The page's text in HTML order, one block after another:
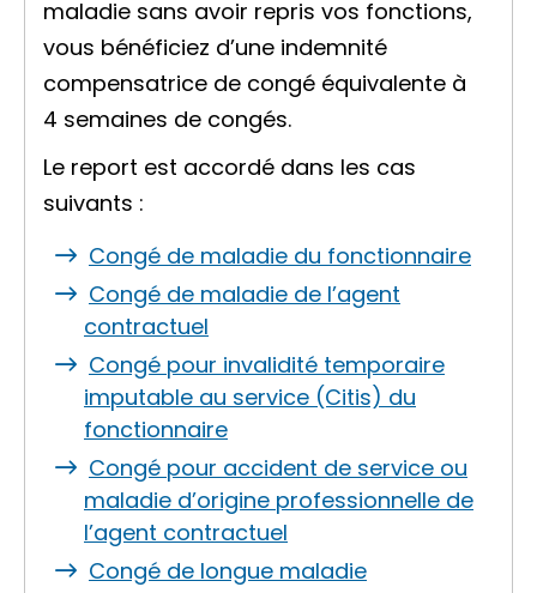
maladie sans avoir repris vos fonctions,
vous bénéficiez d’une indemnité
compensatrice de congé équivalente à
4 semaines de congés.
Le report est accordé dans les cas
suivants :
Congé de maladie du fonctionnaire
Congé de maladie de l’agent
contractuel
Congé pour invalidité temporaire
imputable au service (Citis) du
fonctionnaire
Congé pour accident de service ou
maladie d’origine professionnelle de
l’agent contractuel
Congé de longue maladie